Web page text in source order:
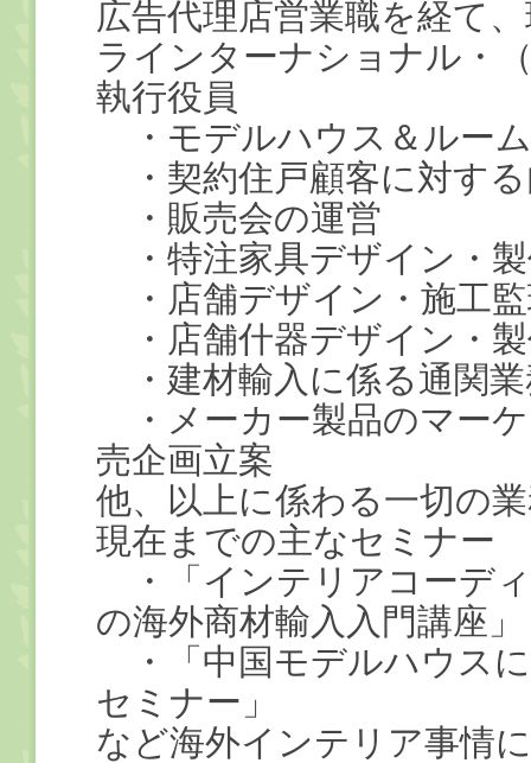
広告代理店営業職を経て
ラインターナショナル・
執行役員
・モデルハウス＆ルー
・契約住戸顧客に対す
・販売会の運営
・特注家具デザイン・
・店舗デザイン・施工
・店舗什器デザイン・
・建材輸入に係る通関業
・メーカー製品のマー
売企画立案
他、以上に係わる一切の
現在までの主なセミナー
・「インテリアコーデ
の海外商材輸入入門講座」
・「中国モデルハウス
セミナー」
など海外インテリア事情